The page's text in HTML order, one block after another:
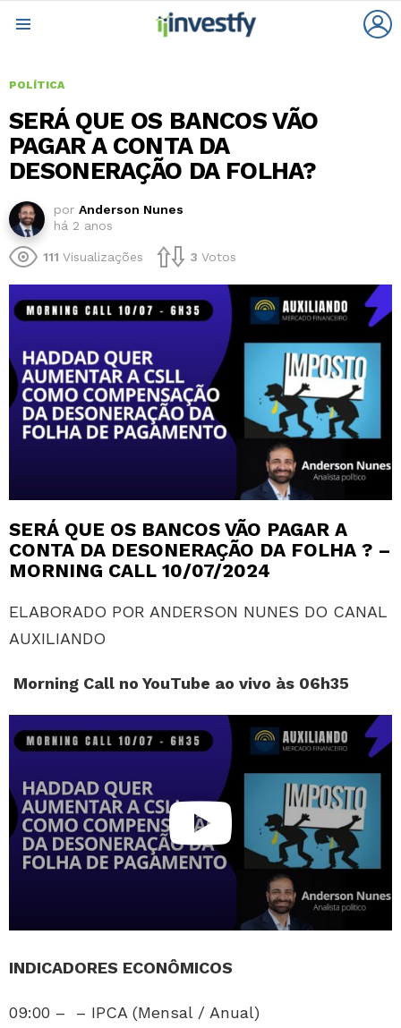
POLÍTICA
SERÁ QUE OS BANCOS VÃO
PAGAR A CONTA DA
DESONERAÇÃO DA FOLHA?
por Anderson Nunes
há 2 anos
111 Visualizações 3 Votos
SERÁ QUE OS BANCOS VÃO PAGAR A
CONTA DA DESONERAÇÃO DA FOLHA ? –
MORNING CALL 10/07/2024
ELABORADO POR ANDERSON NUNES DO CANAL
AUXILIANDO
Morning Call no YouTube ao vivo às 06h35
INDICADORES ECONÔMICOS
09:00 – – IPCA (Mensal / Anual)